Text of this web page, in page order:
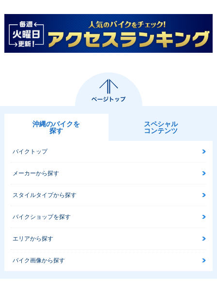
沖縄のバイクを
探す
スペシャル
コンテンツ
バイクトップ
メーカーから探す
スタイルタイプから探す
バイクショップを探す
エリアから探す
バイク画像から探す